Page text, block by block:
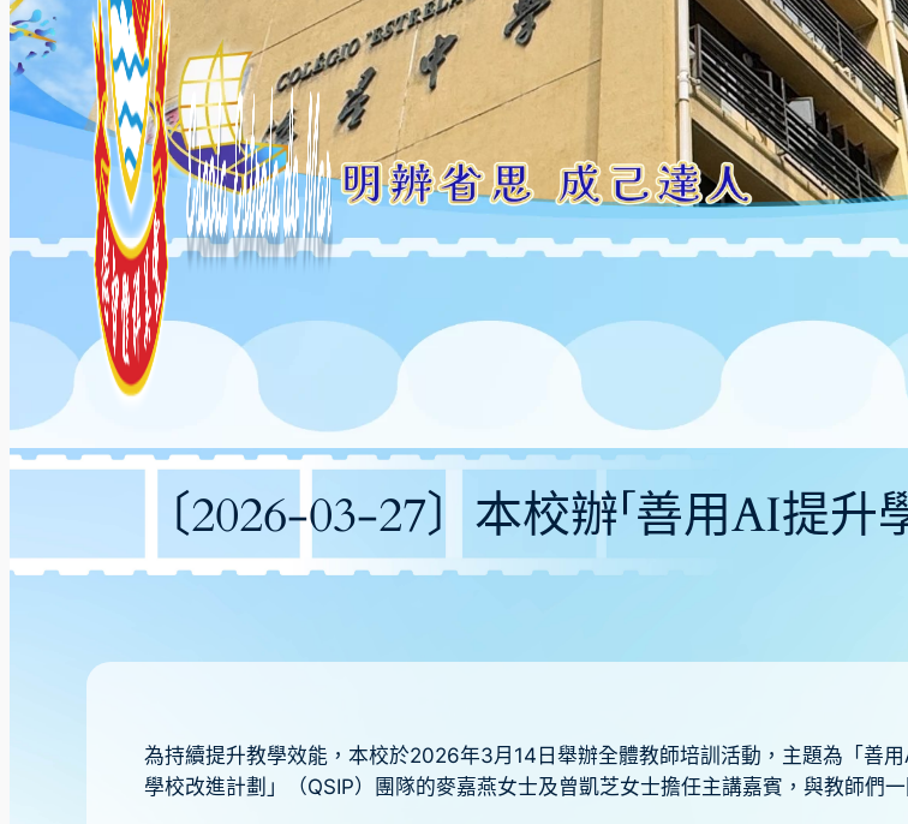
〔2026-03-27〕本校辦「善用AI提
為持續提升教學效能，本校於2026年3月14日舉辦全體教師培訓活動，主題為「善
學校改進計劃」（QSIP）團隊的麥嘉燕女士及曾凱芝女士擔任主講嘉賓，與教師們